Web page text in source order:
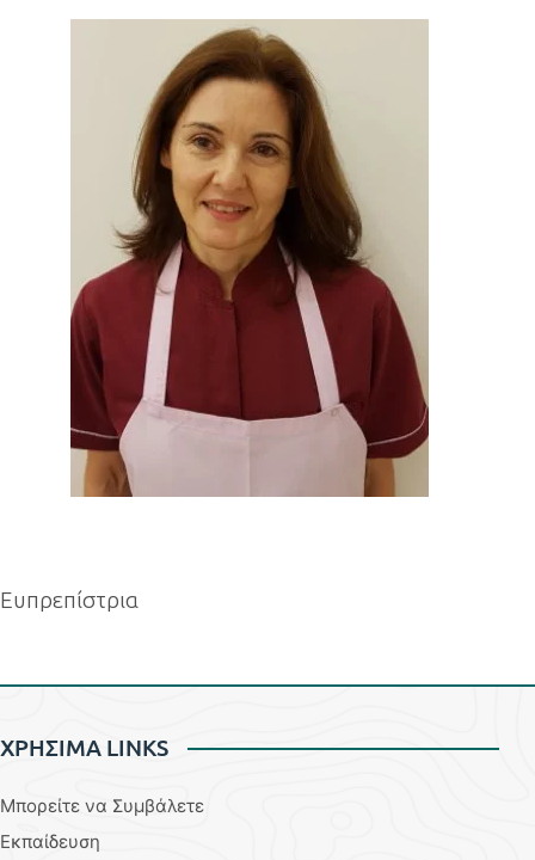
Ευπρεπίστρια
ΧΡΗΣΙΜΑ LINKS
Μπορείτε να Συμβάλετε
Εκπαίδευση